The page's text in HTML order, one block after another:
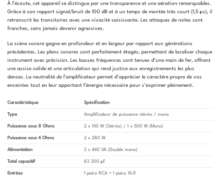
À l’écoute, cet appareil se distingue par une transparence et une aération remarquables.
Grâce à son rapport signal/bruit de 100 dB et à un temps de montée très court (1,5 µs), il
retranscrit les transitoires avec une vivacité saisissante. Les attaques de notes sont
franches, sans jamais devenir agressives.
La scène sonore gagne en profondeur et en largeur par rapport aux générations
précédentes. Les plans sonores sont parfaitement étagés, permettant de localiser chaque
instrument avec précision. Les basses fréquences sont tenues d’une main de fer, offrant
une assise solide et une articulation qui rend justice aux enregistrements les plus
denses. La neutralité de l’amplificateur permet d’apprécier le caractère propre de vos
enceintes tout en leur apportant l’énergie nécessaire pour s’exprimer pleinement.
Caractéristique Spécification
Type Amplificateur de puissance stéréo / mono
Puissance sous 8 Ohms 2 x 150 W (Stéréo) / 1 x 500 W (Mono)
Puissance sous 4 Ohms 2 x 280 W
Alimentation 2 x 440 VA (Double mono)
Total capacitif 83 300 µF
Entrées 1 paire RCA + 1 paire XLR